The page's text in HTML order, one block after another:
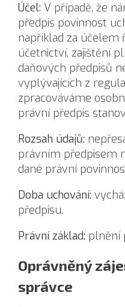
Účel: V případě, že
předpis povinnost
například za účelem
účetnictví, zajištění
daňových předpisů
vyplývajících z
zpracováváme
právní předpis
Rozsah údajů:
právním předpisem
dané právní
Doba uchování:
předpisu.
Právní základ: plnění
Oprávněný
správce